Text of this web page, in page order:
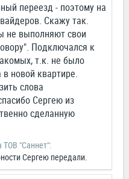
переезд - поэтому на
Скажу так.
не выполняют свои
Подключался к
т.к. не было
новой квартире.
слова
Сергею из
сделанную
ТОВ "Саннет":
Сергею передали.